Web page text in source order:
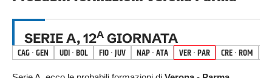
SERIE A,12A GIORNATA
CAG·GEN UDI·BOL FIO·JUV NAP·ATA VER·PAR CRE·ROM